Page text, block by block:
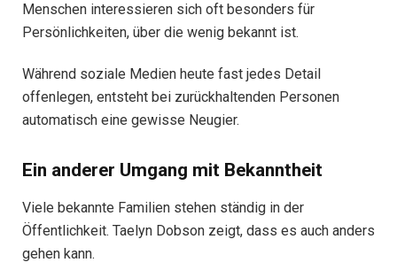
Menschen interessieren sich oft besonders für
Persönlichkeiten, über die wenig bekannt ist.
Während soziale Medien heute fast jedes Detail
offenlegen, entsteht bei zurückhaltenden Personen
automatisch eine gewisse Neugier.
Ein anderer Umgang mit Bekanntheit
Viele bekannte Familien stehen ständig in der
Öffentlichkeit. Taelyn Dobson zeigt, dass es auch anders
gehen kann.